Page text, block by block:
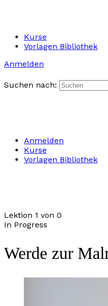
Kurse
Vorlagen Bibliothek
Anmelden
Suchen nach:
Anmelden
Kurse
Vorlagen Bibliothek
Lektion 1 von 0
In Progress
Werde zur